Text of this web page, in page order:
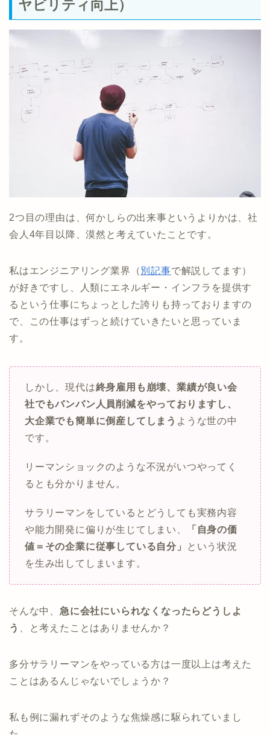
ヤビリティ向上）
2つ目の理由は、何かしらの出来事というよりかは、社
会人4年目以降、漠然と考えていたことです。
私はエンジニアリング業界（ 別記事で解説してます）
が好きですし、人類にエネルギー・インフラを提供す
るという仕事にちょっとした誇りも持っておりますの
で、この仕事はずっと続けていきたいと思っていま
す。
しかし、現代は終身雇用も崩壊、業績が良い会
社でもバンバン人員削減をやっておりますし、
大企業でも簡単に倒産してしまう ような世の中
です。
リーマンショックのような不況がいつやってく
るとも分かりません。
サラリーマンをしているとどうしても実務内容
や能力開発に偏りが生じてしまい、
「自身の価
値＝その企業に従事している自分」
という状況
を生み出してしまいます。
そんな中、 急に会社にいられなくなったらどうしよ
う
、と考えたことはありませんか？
多分サラリーマンをやっている方は一度以上は考えた
ことはあるんじゃないでしょうか？
私も例に漏れずそのような焦燥感に駆られていまし